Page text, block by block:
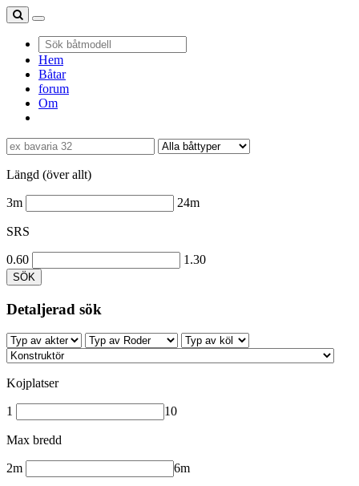
Hem
Båtar
forum
Om
Längd (över allt)
3m 24m
SRS
0.60 1.30
SÖK
Detaljerad sök
Kojplatser
1 10
Max bredd
2m 6m